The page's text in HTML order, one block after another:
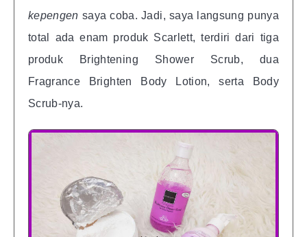
kepengen saya coba. Jadi, saya langsung punya
total ada enam produk Scarlett, terdiri dari tiga
produk Brightening Shower Scrub, dua
Fragrance Brighten Body Lotion, serta Body
Scrub-nya.